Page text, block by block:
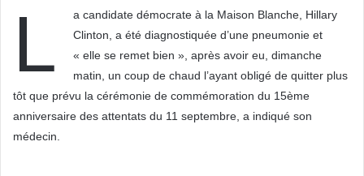
L
a candidate démocrate à la Maison Blanche, Hillary
Clinton, a été diagnostiquée d’une pneumonie et
« elle se remet bien », après avoir eu, dimanche
matin, un coup de chaud l’ayant obligé de quitter plus
tôt que prévu la cérémonie de commémoration du 15ème
anniversaire des attentats du 11 septembre, a indiqué son
médecin.